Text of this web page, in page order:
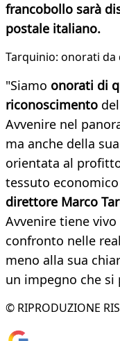
francobollo sarà
postale italiano.
Tarquinio: onorati
"Siamo onorati di
riconoscimento
Avvenire nel
ma anche della
orientata al
tessuto
direttore Marco
Avvenire tiene
confronto nelle
meno alla sua
un impegno che
© RIPRODUZIONE